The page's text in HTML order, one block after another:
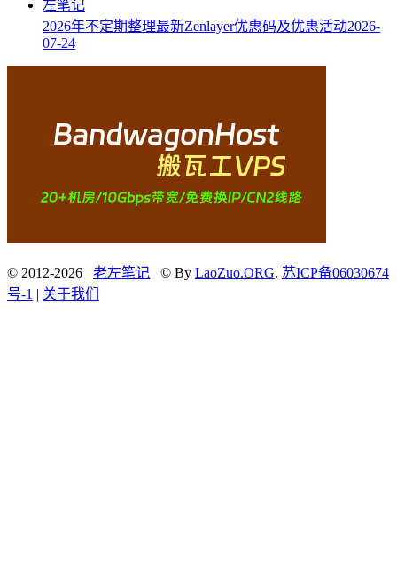
2026年不定期整理最新Zenlayer优惠码及优惠活动2026-
07-24
© 2012-2026 老左笔记 © By LaoZuo.ORG. 苏ICP备06030674
号-1 | 关于我们